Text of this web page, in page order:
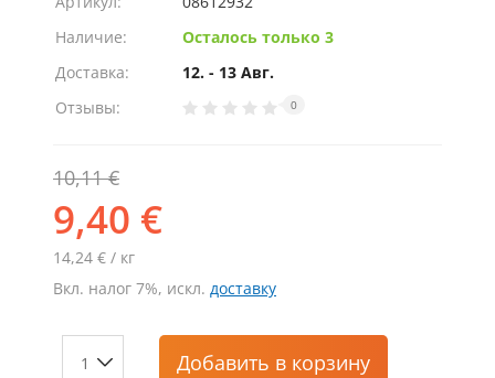
Наличие:
Осталось только 3
Доставка:
12. - 13 Авг.
Отзывы:
0
10,11 €
9,40 €
14,24 € / кг
Вкл. налог 7%, искл. доставку
Добавить в корзину